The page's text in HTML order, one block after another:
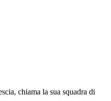
chiama la sua squadra di